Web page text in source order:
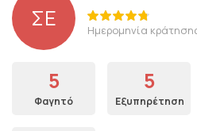
ΣΕ Ημερομηνία
5
Φαγητό
5
Εξυπηρέτηση